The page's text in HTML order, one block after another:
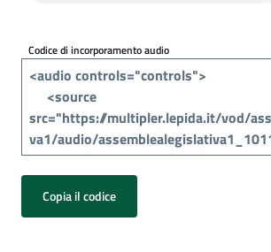
i
cittadini
Codice di incorporamento audio
Copia il codice